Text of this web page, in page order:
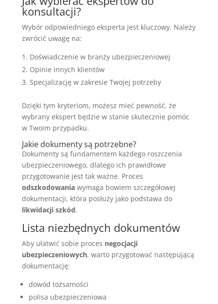
konsultacji?
Wybór odpowiedniego eksperta jest kluczowy. Należy
zwrócić uwagę na:
Doświadczenie w branży ubezpieczeniowej
Opinie innych klientów
Specjalizację w zakresie Twojej potrzeby
Dzięki tym kryteriom, możesz mieć pewność, że
wybrany ekspert będzie w stanie skutecznie pomóc
w Twoim przypadku.
Jakie dokumenty są potrzebne?
Dokumenty są fundamentem każdego roszczenia
ubezpieczeniowego, dlatego ich prawidłowe
przygotowanie jest tak ważne. Proces
odszkodowaniawymaga bowiem szczegółowej
dokumentacji, która posłuży jako podstawa do
likwidacji szkód.
Lista niezbędnych dokumentów
Aby ułatwić sobie proces negocjacji
ubezpieczeniowych, warto przygotować następującą
dokumentację:
dowód tożsamości
polisa ubezpieczeniowa